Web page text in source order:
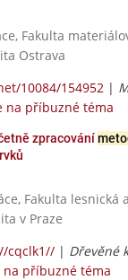
Fakulta
Ostrava
10084/154952 |
na příbuzné téma
zpracování
Fakulta lesnická
v Praze
cqclk1// | Dřevěné
na příbuzné téma